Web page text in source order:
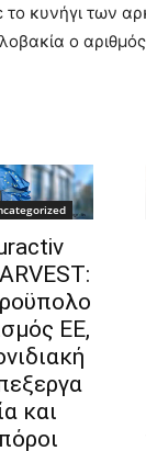
κυνήγι των
ο αριθμός
ΕΕ,
και